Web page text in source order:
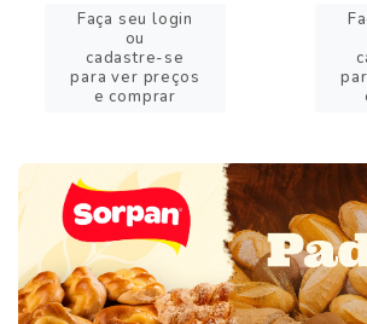
Faça seu login
ou
cadastre-se
para ver preços
e comprar